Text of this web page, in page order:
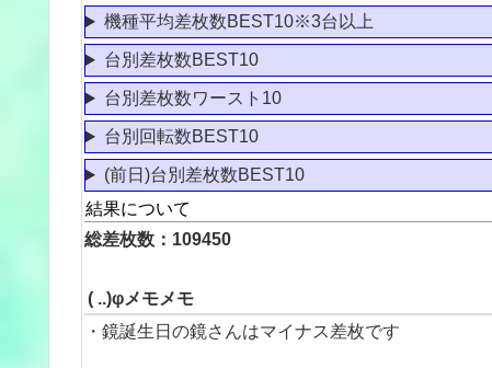
機種平均差枚数BEST10※3台以上
台別差枚数BEST10
台別差枚数ワースト10
台別回転数BEST10
(前日)台別差枚数BEST10
結果について
総差枚数：109450
( ..)φメモメモ
・鏡誕生日の鏡さんはマイナス差枚です